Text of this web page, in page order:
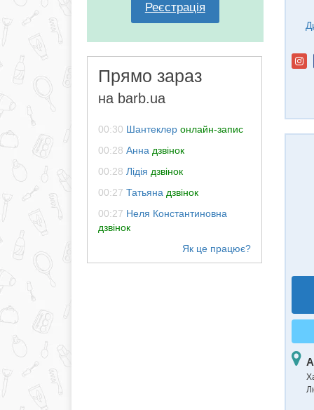
Реєстрація
Прямо зараз
на barb.ua
00:30 Шантеклер онлайн-запис
00:28 Анна дзвінок
00:28 Лідія дзвінок
00:27 Татьяна дзвінок
00:27 Неля Константиновна
дзвінок